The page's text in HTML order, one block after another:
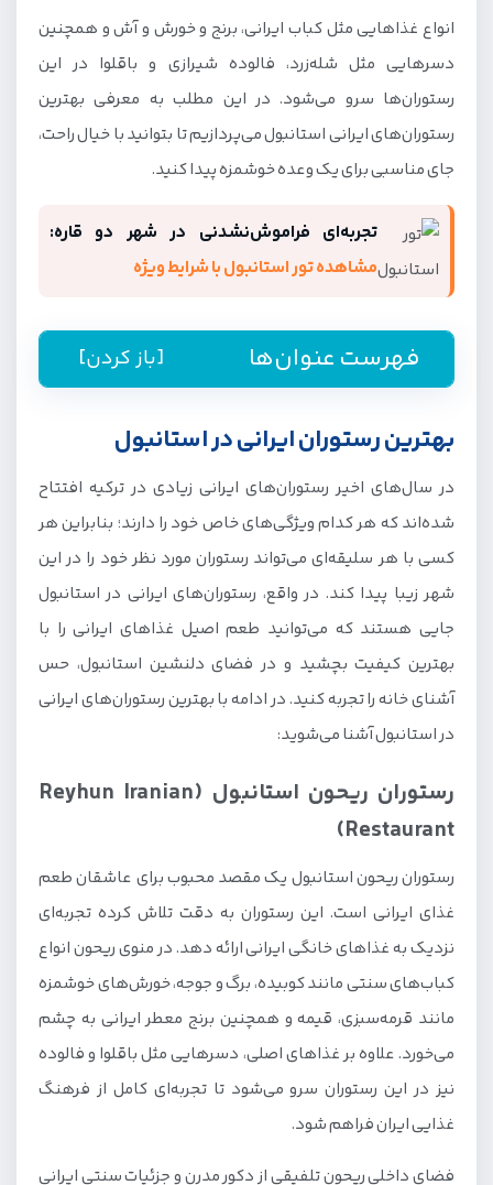
انواع غذاهایی مثل کباب ایرانی، برنج و خورش و آش و همچنین
دسرهایی مثل شله‌زرد، فالوده شیرازی و باقلوا در این
رستوران‌ها سرو می‌شود. در این مطلب به معرفی بهترین
رستوران‌های ایرانی استانبول می‌پردازیم تا بتوانید با خیال راحت،
جای مناسبی برای یک وعده خوشمزه پیدا کنید.
تجربه‌ای فراموش‌نشدنی در شهر دو قاره:
مشاهده تور استانبول با شرایط ویژه
فهرست عنوان‌ها [باز کردن]
بهترین رستوران ایرانی در استانبول
در سال‌های اخیر رستوران‌های ایرانی زیادی در ترکیه افتتاح
شده‌اند که هر کدام ویژگی‌های خاص خود را دارند؛ بنابراین هر
کسی با هر سلیقه‌ای می‌تواند رستوران مورد نظر خود را در این
شهر زیبا پیدا کند. در واقع، رستوران‌های ایرانی در استانبول
جایی هستند که می‌توانید طعم اصیل غذاهای ایرانی را با
بهترین کیفیت بچشید و در فضای دلنشین استانبول، حس
آشنای خانه را تجربه کنید. در ادامه با بهترین رستوران‌های ایرانی
در استانبول آشنا می‌شوید:
رستوران ریحون استانبول (Reyhun Iranian
Restaurant)
رستوران ریحون استانبول یک مقصد محبوب برای عاشقان طعم
غذای ایرانی است. این رستوران به دقت تلاش کرده تجربه‌ای
نزدیک به غذاهای خانگی ایرانی ارائه دهد. در منوی ریحون انواع
کباب‌های سنتی مانند کوبیده، برگ و جوجه، خورش‌های خوشمزه
مانند قرمه‌سبزی، قیمه و همچنین برنج معطر ایرانی به چشم
می‌خورد. علاوه بر غذاهای اصلی، دسرهایی مثل باقلوا و فالوده
نیز در این رستوران سرو می‌شود تا تجربه‌ای کامل از فرهنگ
غذایی ایران فراهم شود.
فضای داخلی ریحون تلفیقی از دکور مدرن و جزئیات سنتی ایرانی